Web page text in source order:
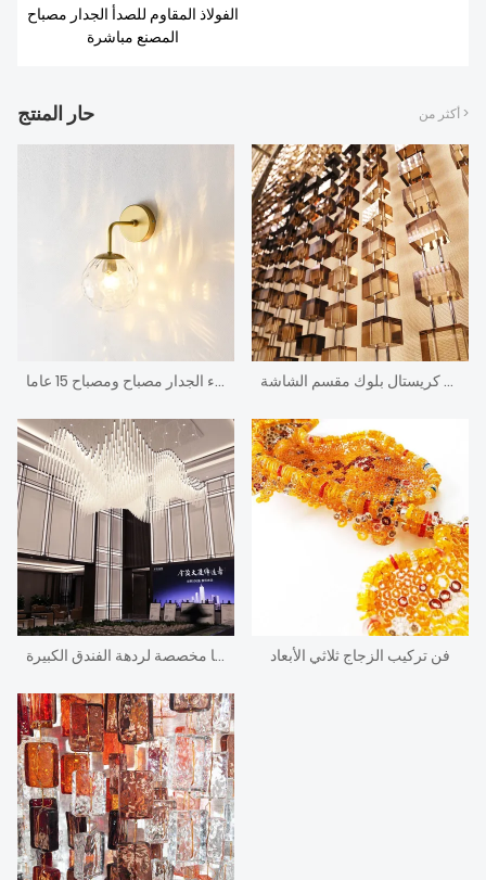
الفولاذ المقاوم للصدأ الجدار مصباح
المصنع مباشرة
حار المنتج أكثر من >
أزياء الجدار مصباح ومصباح 15 عاما تصميم فريد من نوعه كبير مكتب استقبال فندق كريستال بلوك مقسم الشاشة
تجهيزات إضاءة/إضاءة/ثريا مخصصة لردهة الفندق الكبيرة فن تركيب الزجاج ثلاثي الأبعاد